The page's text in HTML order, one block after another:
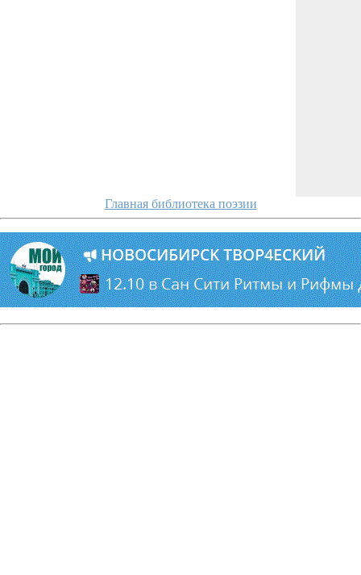
Главная библиотека поэзии